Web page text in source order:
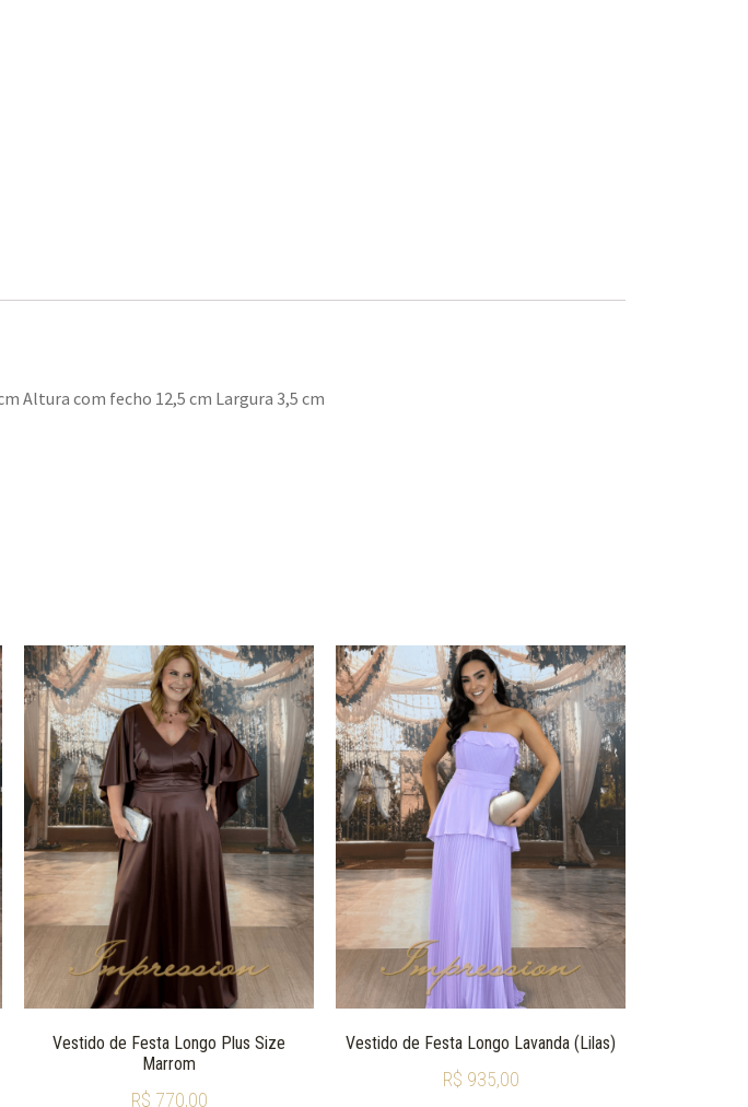
Altura com fecho 12,5 cm Largura 3,5 cm
Vestido de Festa Longo Plus Size
Marrom
R$ 770,00
Vestido de Festa Longo Lavanda (Lilas)
R$ 935,00